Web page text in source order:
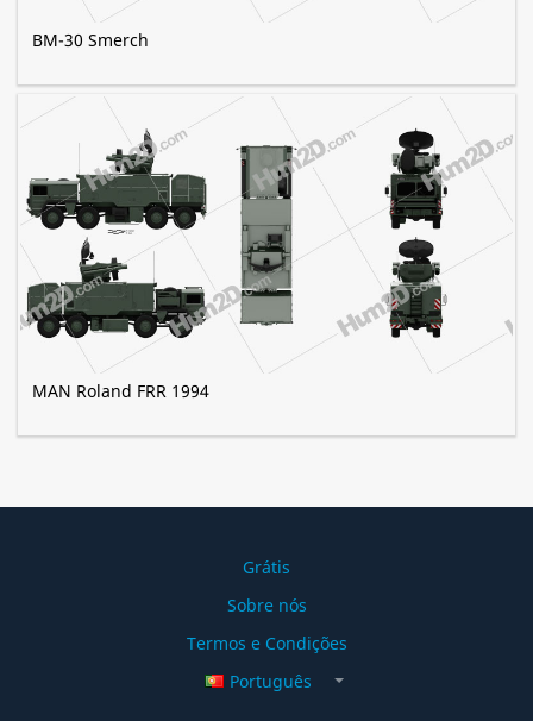
BM-30 Smerch
MAN Roland FRR 1994
Grátis
Sobre nós
Termos e Condições
Português